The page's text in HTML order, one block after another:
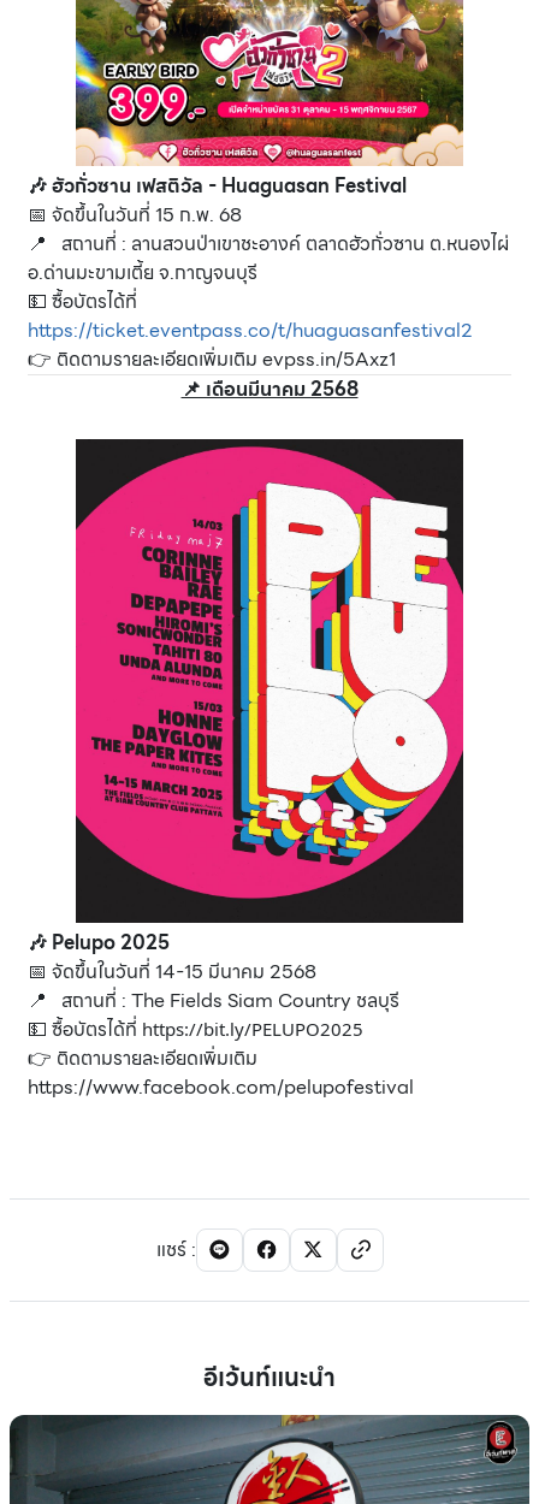
🎶 ฮัวกั่วซาน เฟสติวัล - Huaguasan Festival
📅 จัดขึ้นในวันที่ 15 ก.พ. 68
📍 สถานที่ : ลานสวนป่าเขาชะอางค์ ตลาดฮัวกั่วซาน ต.หนองไผ่
อ.ด่านมะขามเตี้ย จ.กาญจนบุรี
💵 ซื้อบัตรได้ที่
https://ticket.eventpass.co/t/huaguasanfestival2
👉 ติดตามรายละเอียดเพิ่มเติม evpss.in/5Axz1
📌 เดือนมีนาคม 2568
🎶 Pelupo 2025
📅 จัดขึ้นในวันที่ 14-15 มีนาคม 2568
📍 สถานที่ : The Fields Siam Country ชลบุรี
💵 ซื้อบัตรได้ที่ https://bit.ly/PELUPO2025
👉 ติดตามรายละเอียดเพิ่มเติม
https://www.facebook.com/pelupofestival
แชร์:
อีเว้นท์แนะนำ